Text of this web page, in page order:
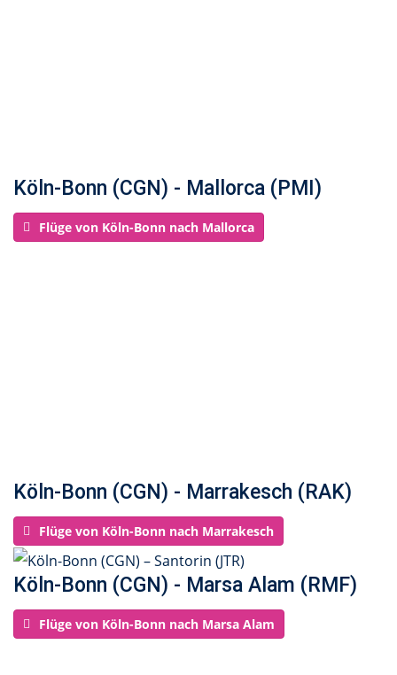
Köln-Bonn (CGN) - Mallorca (PMI)
Flüge von Köln-Bonn nach Mallorca
Köln-Bonn (CGN) - Marrakesch (RAK)
Flüge von Köln-Bonn nach Marrakesch
Köln-Bonn (CGN) - Marsa Alam (RMF)
Flüge von Köln-Bonn nach Marsa Alam